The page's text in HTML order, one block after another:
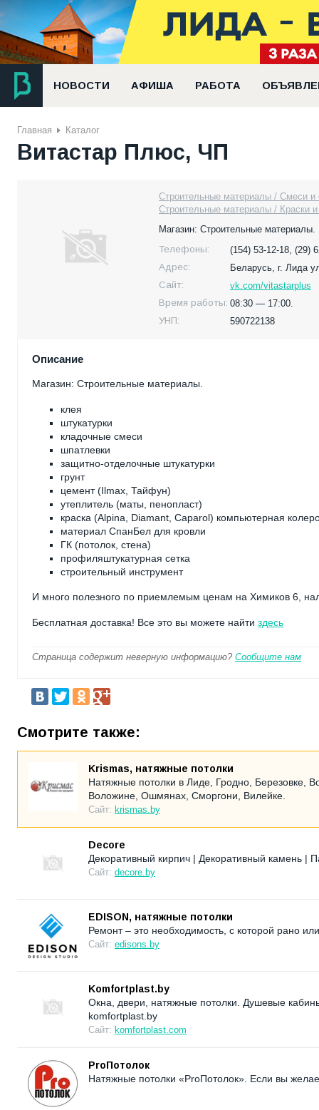
НОВОСТИ АФИША РАБОТА
Главная Каталог
Витастар Плюс, ЧП
Строительные материалы / Смеси и
Строительные материалы / Краски
Магазин: Строительные материалы.
Телефоны:
(154) 53-12-18, (29)
Адрес:
Беларусь, г. Лида
Сайт:
vk.com/vitastarplus
Время работы: 08:30 — 17:00.
УНП:
590722138
Описание
Магазин: Строительные материалы.
клея
штукатурки
кладочные смеси
шпатлевки
защитно-отделочные штукатурки
грунт
цемент (Ilmax, Тайфун)
утеплитель (маты, пенопласт)
краска (Alpina, Diamant, Caparol) компьютерная
материал СпанБел для кровли
ГК (потолок, стена)
профиляштукатурная сетка
строительный инструмент
И много полезного по приемлемым ценам на Химиков 6,
Бесплатная доставка! Все это вы можете найти здесь
Страница содержит неверную информацию? Сообщите нам
Смотрите также:
Krismas, натяжные потолки
Натяжные потолки в Лиде, Гродно, Березовке,
Воложине, Ошмянах, Сморгони, Вилейке.
Сайт: krismas.by
Decore
Декоративный кирпич | Декоративный камень |
Сайт: decore.by
EDISON, натяжные потолки
Ремонт – это необходимость, с которой рано
Сайт: edisons.by
Komfortplast.by
Окна, двери, натяжные потолки. Душевые
komfortplast.by
Сайт: komfortplast.com
ProПотолок
Натяжные потолки «ProПотолок». Если вы